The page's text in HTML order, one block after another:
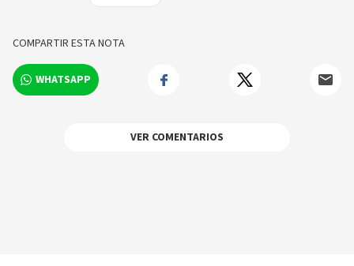
acompañan procesos de autoconocimiento,
aromaterapia, tinturas, oleatos, mieles
herbales y ungüentos. Desde el 2012, ha estado
estudiando astrología humanista,
transpersonal y psicológica con un enfoque en
astrología dracónica y astrología infantil.
Actualmente, está estudiando astromapping
COMPARTIR ESTA NOTA
WHATSAPP
VER COMENTARIOS